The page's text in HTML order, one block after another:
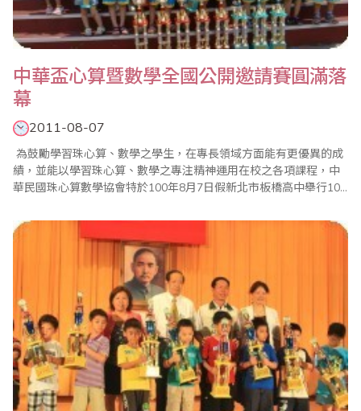
中華盃心算暨數學全國公開邀請賽圓滿落
幕
2011-08-07
為鼓勵學習珠心算、數學之學生，在專長領域方面能有更優異的成
績，並能以學習珠心算、數學之專注精神運用在校之各項課程，中
華民國珠心算數學協會特於100年8月7日假新北市板橋高中舉行100
名譽會長、中華民國珠心算數學協會理事長鄭逢時親臨現場，他提
及學習珠心算並將其與學校的數學課程結合可刺激學習動機，提升